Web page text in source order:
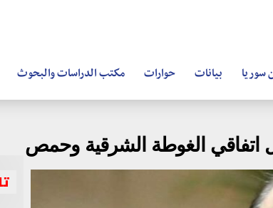
سوريا بيانات حوارات مكتب الدراسات والبحوث
اتفاقي الغوطة الشرقية وحمص